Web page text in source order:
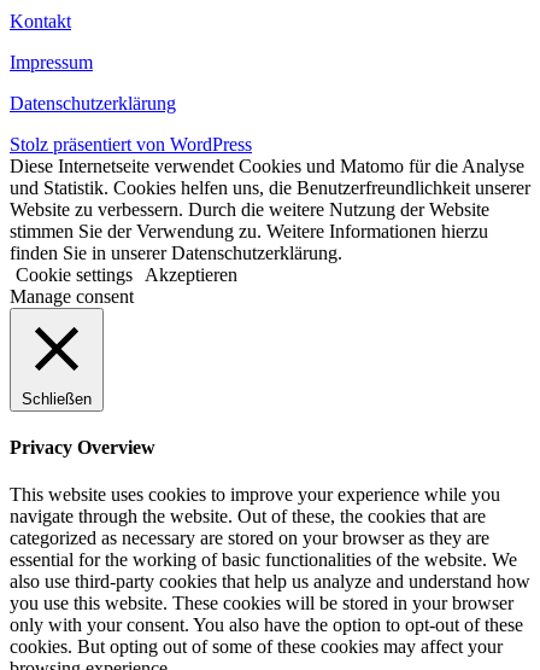
Kontakt
Impressum
Datenschutzerklärung
Stolz präsentiert von WordPress
Diese Internetseite verwendet Cookies und Matomo für die Analyse
und Statistik. Cookies helfen uns, die Benutzerfreundlichkeit unserer
Website zu verbessern. Durch die weitere Nutzung der Website
stimmen Sie der Verwendung zu. Weitere Informationen hierzu
finden Sie in unserer Datenschutzerklärung.
Cookie settings
Akzeptieren
Manage consent
Schließen
Privacy Overview
This website uses cookies to improve your experience while you
navigate through the website. Out of these, the cookies that are
categorized as necessary are stored on your browser as they are
essential for the working of basic functionalities of the website. We
also use third-party cookies that help us analyze and understand how
you use this website. These cookies will be stored in your browser
only with your consent. You also have the option to opt-out of these
cookies. But opting out of some of these cookies may affect your